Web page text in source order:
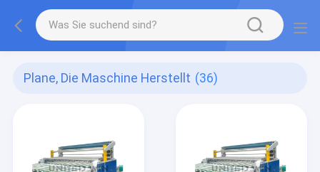
Plane, Die Maschine Herstellt (36)